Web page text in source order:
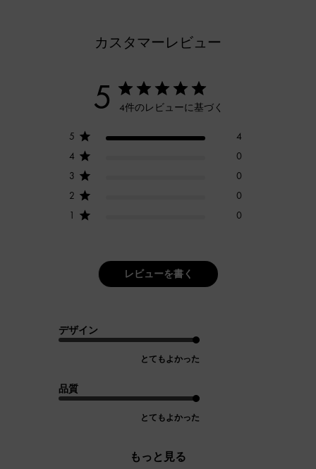
カスタマーレビュー
5 4件のレビューに基づく
5
4
4
0
3
0
2
0
1
0
レビューを書く
デザイン
とてもよかった
品質
とてもよかった
もっと見る